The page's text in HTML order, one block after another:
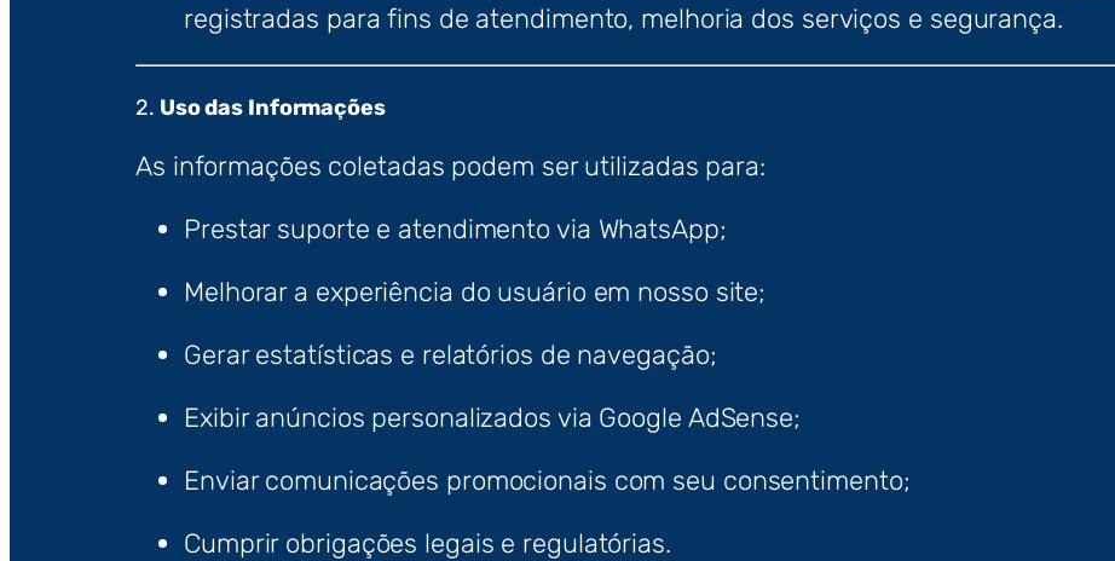
registradas para fins de atendimento, melhoria dos serviços e segurança.
2. Uso das Informações
As informações coletadas podem ser utilizadas para:
Prestar suporte e atendimento via WhatsApp;
Melhorar a experiência do usuário em nosso site;
Gerar estatísticas e relatórios de navegação;
Exibir anúncios personalizados via Google AdSense;
Enviar comunicações promocionais com seu consentimento;
Cumprir obrigações legais e regulatórias.